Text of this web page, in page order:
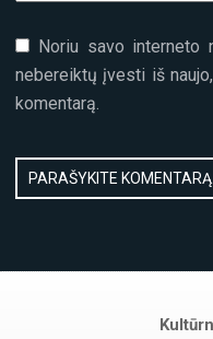
Noriu savo interneto
nebereiktų įvesti iš
komentarą.